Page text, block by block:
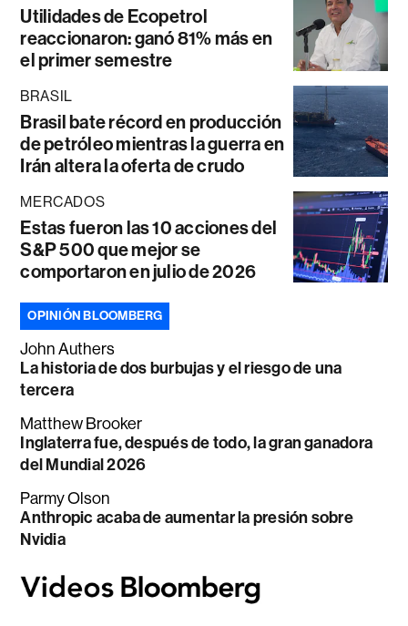
Utilidades de Ecopetrol
reaccionaron: ganó 81% más en
el primer semestre
BRASIL
Brasil bate récord en producción
de petróleo mientras la guerra en
Irán altera la oferta de crudo
MERCADOS
Estas fueron las 10 acciones del
S&P 500 que mejor se
comportaron en julio de 2026
OPINIÓN BLOOMBERG
John Authers
La historia de dos burbujas y el riesgo de una
tercera
Matthew Brooker
Inglaterra fue, después de todo, la gran ganadora
del Mundial 2026
Parmy Olson
Anthropic acaba de aumentar la presión sobre
Nvidia